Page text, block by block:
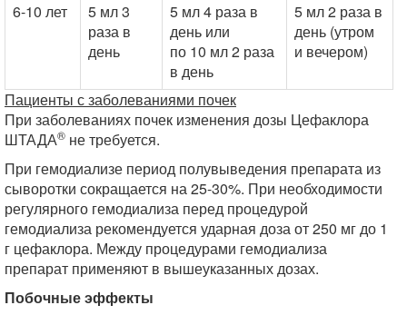
6-10 лет
5 мл 3
раза в
день
5 мл 4 раза в
день или
по 10 мл 2 раза
в день
5 мл 2 раза в
день (утром
и вечером)
Пациенты с заболеваниями почек
При заболеваниях почек изменения дозы Цефаклора
ШТАДА® не требуется.
При гемодиализе период полувыведения препарата из
сыворотки сокращается на 25-30%. При необходимости
регулярного гемодиализа перед процедурой
гемодиализа рекомендуется ударная доза от 250 мг до 1
г цефаклора. Между процедурами гемодиализа
препарат применяют в вышеуказанных дозах.
Побочные эффекты